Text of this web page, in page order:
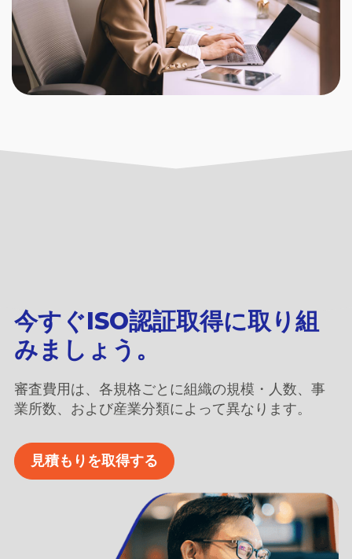
今すぐISO認証取得に取り組
みましょう。
審査費用は、各規格ごとに組織の規模・人数、事
業所数、および産業分類によって異なります。
見積もりを取得する